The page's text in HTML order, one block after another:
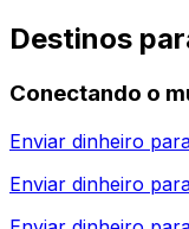
Destinos
Conectando o
Enviar dinheiro
Enviar dinheiro